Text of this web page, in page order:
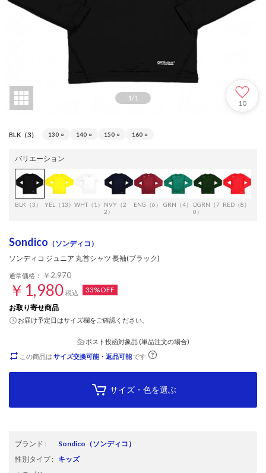
1/1
10
BLK（3） 130 ○ 140 ○ 150 ○ 160 ○
バリエーション
BLK（3） YEL（13） WHT（1）
NVY（2
2）
ENG（6） GRN（4）
DGRN（7
0）
RED（8）
Sondico （ソンディコ）
ソンディコ ジュニア 丸首シャツ 長袖(ブラック)
通常価格： ￥2,970
￥1,980 税込
33%OFF
お取り寄せ商品
お届け予定日はサイズ欄をご確認ください。
ポスト投函対象品 (単品注文の場合)
この商品は サイズ交換可能・返品可能です
サイズ・色を選ぶ
ブランド : Sondico （ソンディコ）
性別タイプ: キッズ